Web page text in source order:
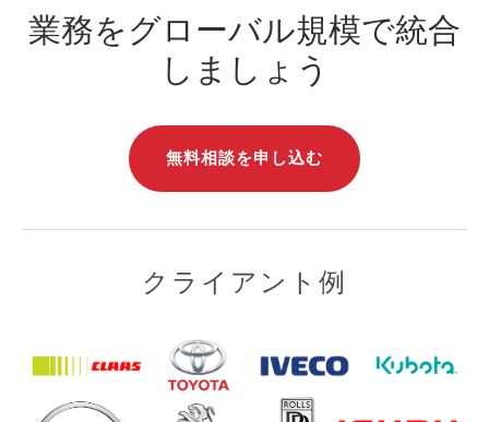
業務をグローバル規模で統合
しましょう
無料相談を申し込む
クライアント例